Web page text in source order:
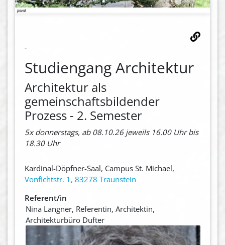
Studiengang Architektur
Architektur als
gemeinschaftsbildender
Prozess - 2. Semester
5x donnerstags, ab 08.10.26 jeweils 16.00 Uhr bis
18.30 Uhr
Kardinal-Döpfner-Saal, Campus St. Michael,
Vonfichtstr. 1, 83278 Traunstein
Referent/in
Nina Langner, Referentin, Architektin,
Architekturbüro Dufter